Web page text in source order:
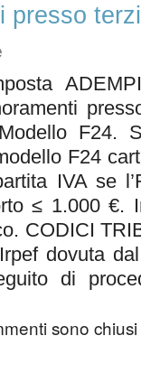
presso terzi
Modello
F24
IVA se
≤ 1.000 €.
CODICI
dovuta
di
sono chiusi